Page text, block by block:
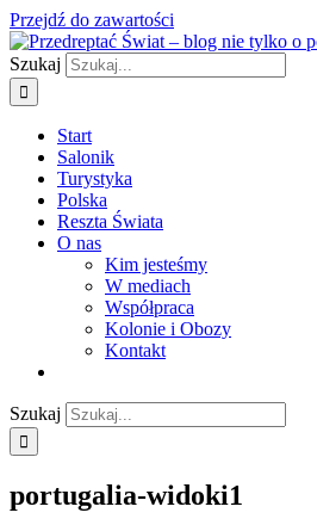
Przejdź do zawartości
Szukaj
Start
Salonik
Turystyka
Polska
Reszta Świata
O nas
Kim jesteśmy
W mediach
Współpraca
Kolonie i Obozy
Kontakt
Szukaj
portugalia-widoki1